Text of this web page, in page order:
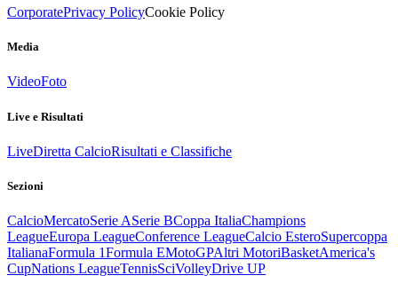
CorporatePrivacy PolicyCookie Policy
Media
VideoFoto
Live e Risultati
LiveDiretta CalcioRisultati e Classifiche
Sezioni
CalcioMercatoSerie ASerie BCoppa ItaliaChampions
LeagueEuropa LeagueConference LeagueCalcio EsteroSupercoppa
ItalianaFormula 1Formula EMotoGPAltri MotoriBasketAmerica's
CupNations LeagueTennisSciVolleyDrive UP